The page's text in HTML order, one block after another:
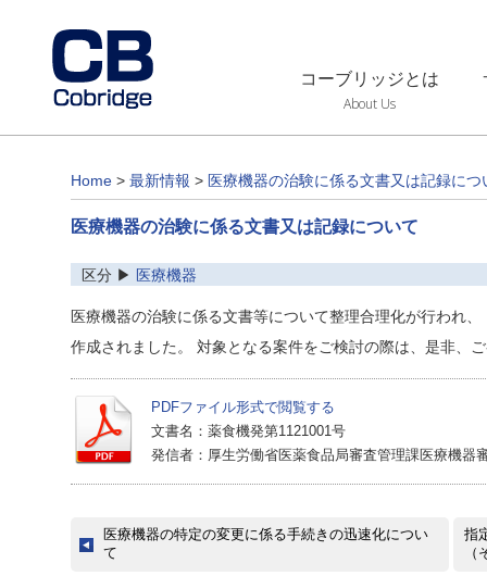
コーブリッジとは
About Us
Home > 最新情報 > 医療機器の治験に係る文書又は記録につ
医療機器の治験に係る文書又は記録について
区分 ▶ 医療機器
医療機器の治験に係る文書等について整理合理化が行われ
作成されました。 対象となる案件をご検討の際は、是非、
PDFファイル形式で閲覧する
文書名：薬食機発第1121001号
発信者：厚生労働省医薬食品局審査管理課医療機器
医療機器の特定の変更に係る手続きの迅速化につい
て
指